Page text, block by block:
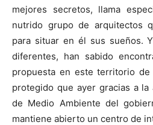
mejores secretos, llama
nutrido grupo de arquitectos
para situar en él sus sueños.
diferentes, han sabido
propuesta en este territorio
protegido que ayer gracias a
de Medio Ambiente del
mantiene abierto un centro de